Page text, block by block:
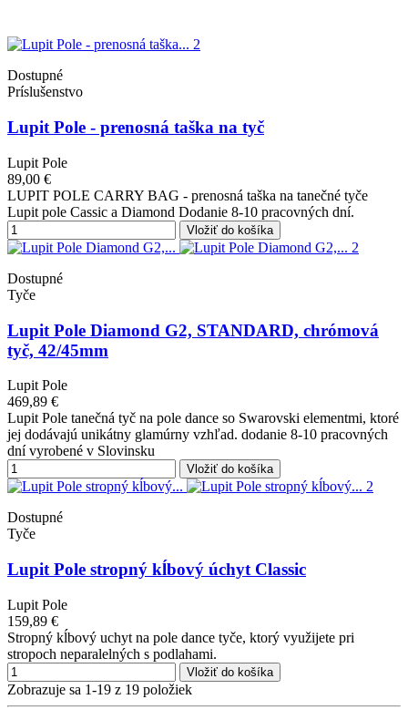
Dostupné
Príslušenstvo
Lupit Pole - prenosná taška na tyč
Lupit Pole
89,00 €
LUPIT POLE CARRY BAG - prenosná taška na tanečné tyče
Lupit pole Cassic a Diamond Dodanie 8-10 pracovných dní.
Vložiť do košíka
Dostupné
Tyče
Lupit Pole Diamond G2, STANDARD, chrómová
tyč, 42/45mm
Lupit Pole
469,89 €
Lupit Pole tanečná tyč na pole dance so Swarovski elementmi, ktoré
jej dodávajú unikátny glamúrny vzhľad. dodanie 8-10 pracovných
dní vyrobené v Slovinsku
Vložiť do košíka
Dostupné
Tyče
Lupit Pole stropný kĺbový úchyt Classic
Lupit Pole
159,89 €
Stropný kĺbový uchyt na pole dance tyče, ktorý využijete pri
stropoch neparalelných s podlahami.
Vložiť do košíka
Zobrazuje sa 1-19 z 19 položiek